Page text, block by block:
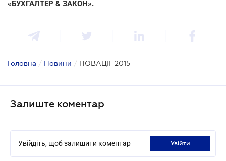
«БУХГАЛТЕР & ЗАКОН».
Головна / Новини / НОВАЦІЇ-2015
Залиште коментар
Увійдіть, щоб залишити коментар увійти